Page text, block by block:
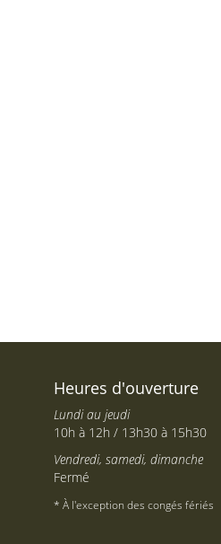
Heures d'ouverture
Lundi au jeudi
10h à 12h / 13h30 à 15h30
Vendredi, samedi, dimanche
Fermé
* À l'exception des congés fériés